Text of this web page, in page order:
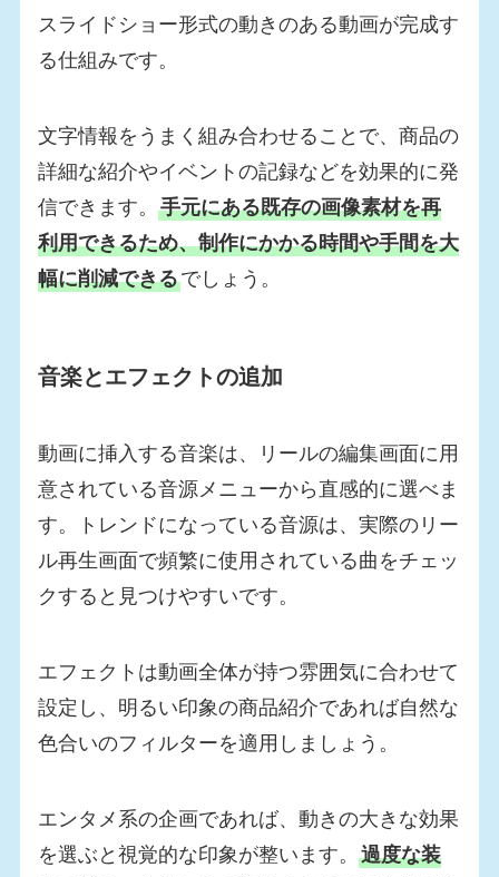
スライドショー形式の動きのある動画が完成す
る仕組みです。
文字情報をうまく組み合わせることで、商品の
詳細な紹介やイベントの記録などを効果的に発
信できます。手元にある既存の画像素材を再
利用できるため、制作にかかる時間や手間を大
幅に削減できるでしょう。
音楽とエフェクトの追加
動画に挿入する音楽は、リールの編集画面に用
意されている音源メニューから直感的に選べま
す。トレンドになっている音源は、実際のリー
ル再生画面で頻繁に使用されている曲をチェッ
クすると見つけやすいです。
エフェクトは動画全体が持つ雰囲気に合わせて
設定し、明るい印象の商品紹介であれば自然な
色合いのフィルターを適用しましょう。
エンタメ系の企画であれば、動きの大きな効果
を選ぶと視覚的な印象が整います。過度な装